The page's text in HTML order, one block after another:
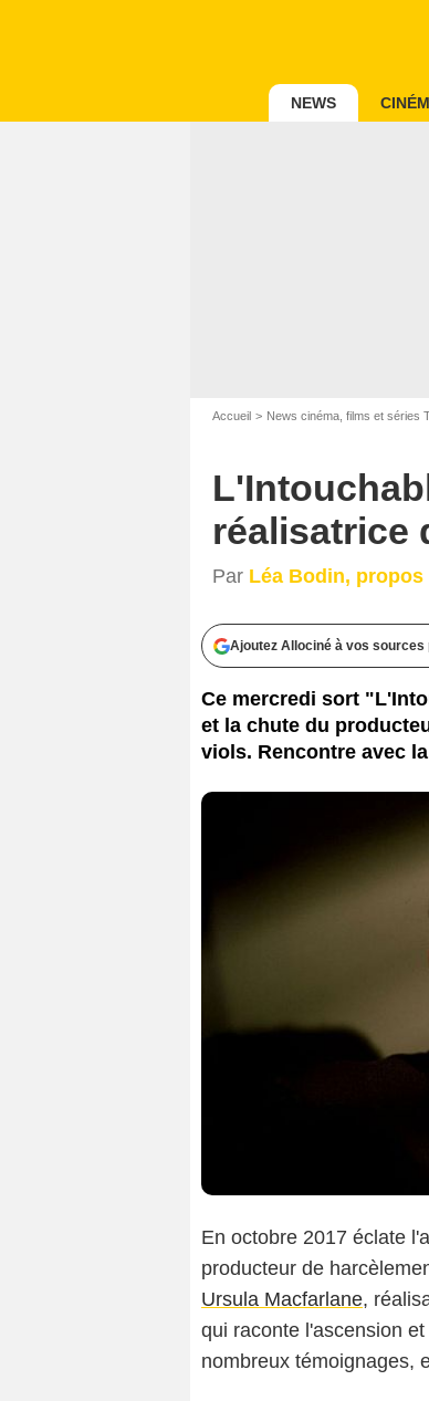
NEWS
Accueil News cinéma, films et séries
réalisatrice
Par Léa Bodin,
Ajoutez Allociné à vos sources
Ce mercredi sort
et la chute du
viols. Rencontre avec
En octobre 2017 éclate
producteur de
Ursula Macfarlane,
qui raconte l'ascension
nombreux témoignages,